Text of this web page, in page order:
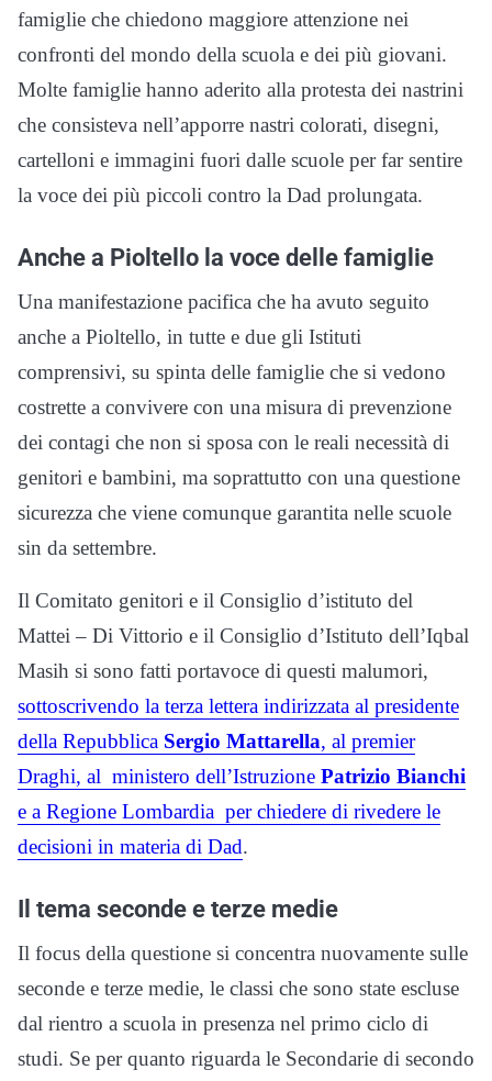
famiglie che chiedono maggiore attenzione nei
confronti del mondo della scuola e dei più giovani.
Molte famiglie hanno aderito alla protesta dei nastrini
che consisteva nell’apporre nastri colorati, disegni,
cartelloni e immagini fuori dalle scuole per far sentire
la voce dei più piccoli contro la Dad prolungata.
Anche a Pioltello la voce delle famiglie
Una manifestazione pacifica che ha avuto seguito
anche a Pioltello, in tutte e due gli Istituti
comprensivi, su spinta delle famiglie che si vedono
costrette a convivere con una misura di prevenzione
dei contagi che non si sposa con le reali necessità di
genitori e bambini, ma soprattutto con una questione
sicurezza che viene comunque garantita nelle scuole
sin da settembre.
Il Comitato genitori e il Consiglio d’istituto del
Mattei – Di Vittorio e il Consiglio d’Istituto dell’Iqbal
Masih si sono fatti portavoce di questi malumori,
sottoscrivendo la terza lettera indirizzata al presidente
della Repubblica Sergio Mattarella, al premier
Draghi, al ministero dell’Istruzione Patrizio Bianchi
e a Regione Lombardia per chiedere di rivedere le
decisioni in materia di Dad.
Il tema seconde e terze medie
Il focus della questione si concentra nuovamente sulle
seconde e terze medie, le classi che sono state escluse
dal rientro a scuola in presenza nel primo ciclo di
studi. Se per quanto riguarda le Secondarie di secondo